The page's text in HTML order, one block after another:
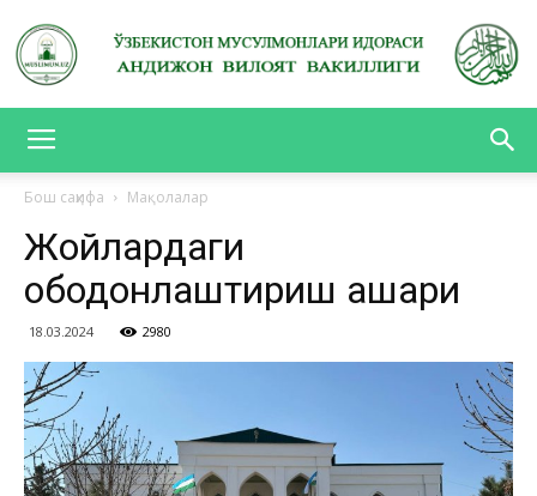
ВАКИЛЛИГИ
Бош саҳифа Мақолалар
Жойлардаги
ободонлаштириш ҳашари
18.03.2024 2980